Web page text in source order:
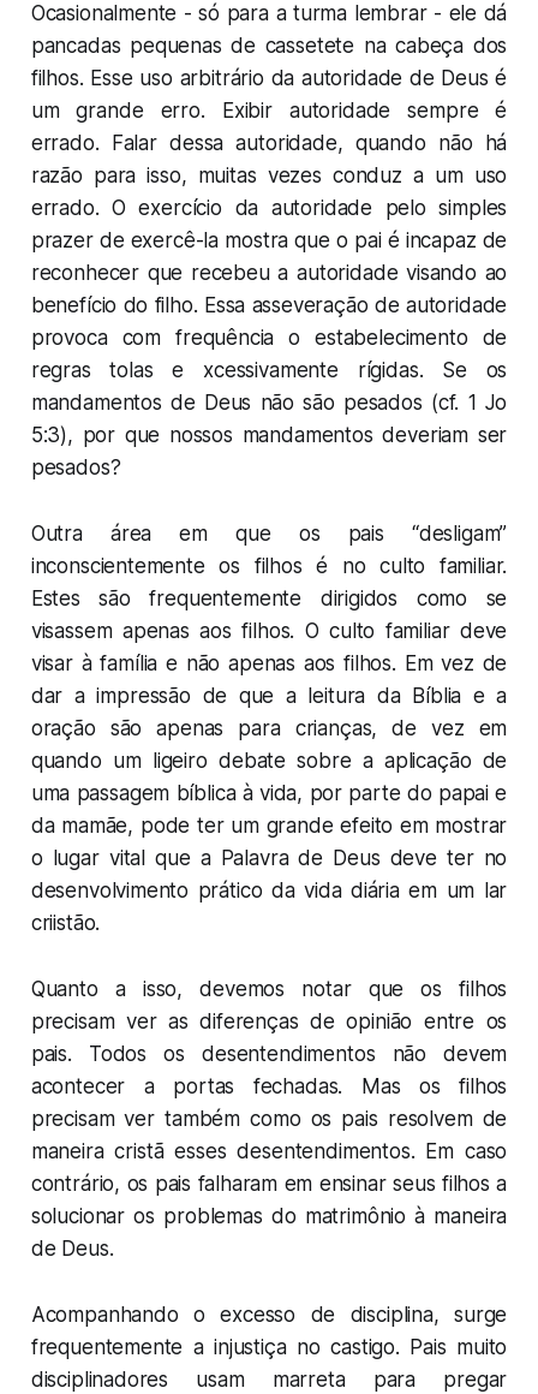
Ocasionalmente - só para a turma lembrar - ele dá
pancadas pequenas de cassetete na cabeça dos
filhos. Esse uso arbitrário da autoridade de Deus é
um grande erro. Exibir autoridade sempre é
errado. Falar dessa autoridade, quando não há
razão para isso, muitas vezes conduz a um uso
errado. O exercício da autoridade pelo simples
prazer de exercê-la mostra que o pai é incapaz de
reconhecer que recebeu a autoridade visando ao
benefício do filho. Essa asseveração de autoridade
provoca com frequência o estabelecimento de
regras tolas e xcessivamente rígidas. Se os
mandamentos de Deus não são pesados (cf. 1 Jo
5:3), por que nossos mandamentos deveriam ser
pesados?
Outra área em que os pais “desligam”
inconscientemente os filhos é no culto familiar.
Estes são frequentemente dirigidos como se
visassem apenas aos filhos. O culto familiar deve
visar à família e não apenas aos filhos. Em vez de
dar a impressão de que a leitura da Bíblia e a
oração são apenas para crianças, de vez em
quando um ligeiro debate sobre a aplicação de
uma passagem bíblica à vida, por parte do papai e
da mamãe, pode ter um grande efeito em mostrar
o lugar vital que a Palavra de Deus deve ter no
desenvolvimento prático da vida diária em um lar
criistão.
Quanto a isso, devemos notar que os filhos
precisam ver as diferenças de opinião entre os
pais. Todos os desentendimentos não devem
acontecer a portas fechadas. Mas os filhos
precisam ver também como os pais resolvem de
maneira cristãesses desentendimentos. Em caso
contrário, os pais falharam em ensinar seus filhos a
solucionar os problemas do matrimônio à maneira
de Deus.
Acompanhando o excesso de disciplina, surge
frequentemente a injustiça no castigo. Pais muito
disciplinadores usam marreta para pregar